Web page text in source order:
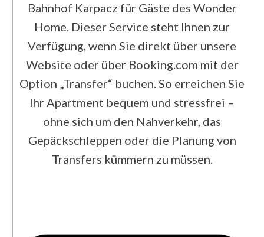
Bahnhof Karpacz für Gäste des Wonder
Home. Dieser Service steht Ihnen zur
Verfügung, wenn Sie direkt über unsere
Website oder über Booking.com mit der
Option „Transfer“ buchen. So erreichen Sie
Ihr Apartment bequem und stressfrei –
ohne sich um den Nahverkehr, das
Gepäckschleppen oder die Planung von
Transfers kümmern zu müssen.